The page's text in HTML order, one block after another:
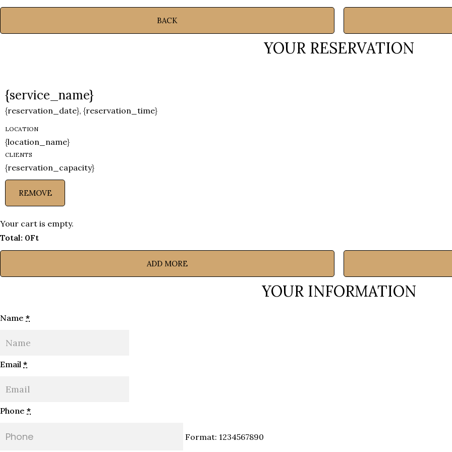
BACK
YOUR RESERVATION
{service_name}
{reservation_date}, {reservation_time}
LOCATION
{location_name}
CLIENTS
{reservation_capacity}
REMOVE
Your cart is empty.
Total: 0Ft
ADD MORE
YOUR INFORMATION
Name *
Email *
Phone *
Format: 1234567890